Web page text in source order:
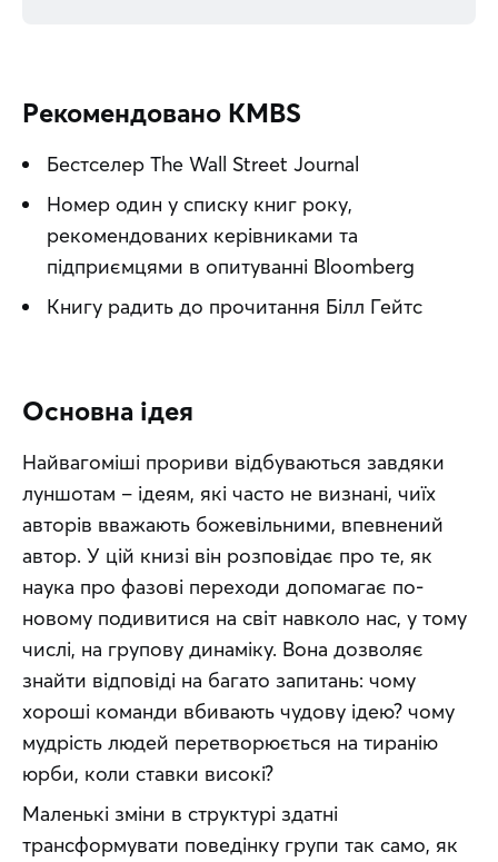
Рекомендовано KMBS
Бестселер The Wall Street Journal
Номер один у списку книг року,
рекомендованих керівниками та
підприємцями в опитуванні Bloomberg
Книгу радить до прочитання Білл Гейтс
Основна ідея
Найвагоміші прориви відбуваються завдяки
луншотам – ідеям, які часто не визнані, чиїх
авторів вважають божевільними, впевнений
автор. У цій книзі він розповідає про те, як
наука про фазові переходи допомагає по-
новому подивитися на світ навколо нас, у тому
числі, на групову динаміку. Вона дозволяє
знайти відповіді на багато запитань: чому
хороші команди вбивають чудову ідею? чому
мудрість людей перетворюється на тиранію
юрби, коли ставки високі?
Маленькі зміни в структурі здатні
трансформувати поведінку групи так само, як